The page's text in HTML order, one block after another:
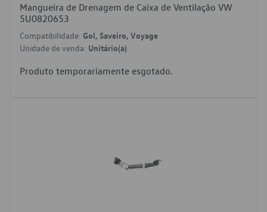
Mangueira de Drenagem de Caixa de Ventilação VW
5U0820653
Compatibilidade: Gol, Saveiro, Voyage
Unidade de venda: Unitário(a)
Produto temporariamente esgotado.